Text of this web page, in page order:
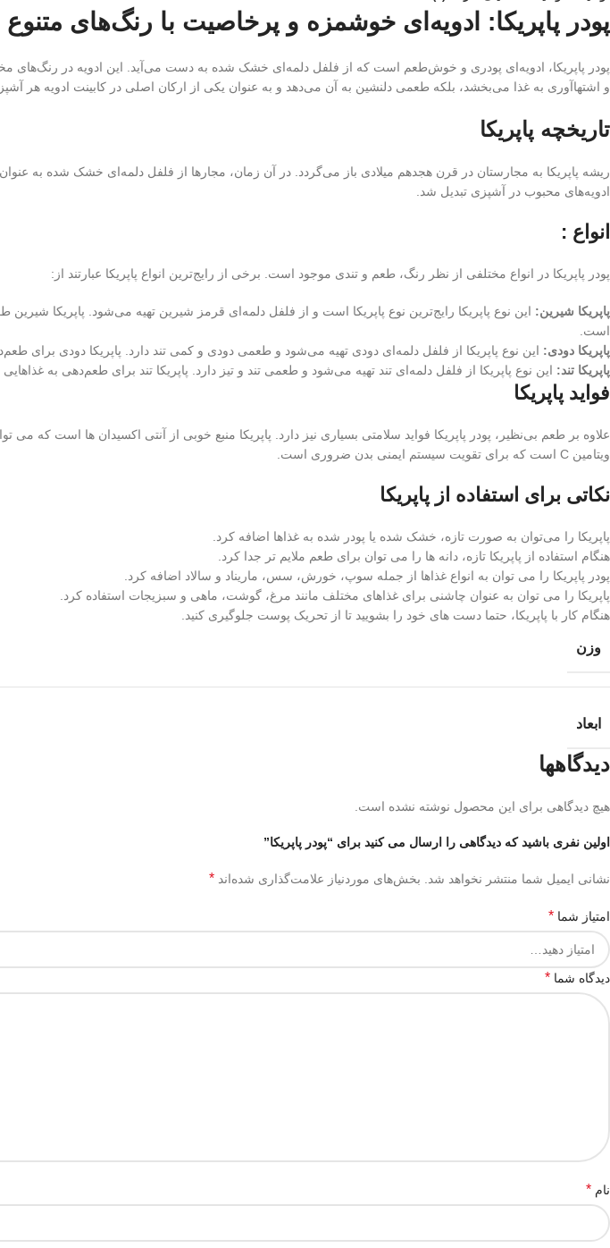
پودر پاپریکا: ادویه‌ای خوشمزه و پرخاصیت با رنگ‌های متنوع
پودر پاپریکا، ادویه‌ای پودری و خوش‌طعم است که از فلفل دلمه‌ای خشک شده به دست می‌آید. این ادویه در رنگ‌های
و اشتهاآوری به غذا می‌بخشد، بلکه طعمی دلنشین به آن می‌دهد و به عنوان یکی از ارکان اصلی در کابینت ادویه هر
تاریخچه پاپریکا
ریشه پاپریکا به مجارستان در قرن هجدهم میلادی باز می‌گردد. در آن زمان، مجارها از فلفل دلمه‌ای خشک شده به
ادویه‌های محبوب در آشپزی تبدیل شد.
انواع :
پودر پاپریکا در انواع مختلفی از نظر رنگ، طعم و تندی موجود است. برخی از رایج‌ترین انواع پاپریکا عبارتند از:
پاپریکا شیرین: این نوع پاپریکا رایج‌ترین نوع پاپریکا است و از فلفل دلمه‌ای قرمز شیرین تهیه می‌شود. پاپریکا
است.
پاپریکا دودی: این نوع پاپریکا از فلفل دلمه‌ای دودی تهیه می‌شود و طعمی دودی و کمی تند دارد. پاپریکا دودی
پاپریکا تند: این نوع پاپریکا از فلفل دلمه‌ای تند تهیه می‌شود و طعمی تند و تیز دارد. پاپریکا تند برای طعم‌دهی به
فواید پاپریکا
علاوه بر طعم بی‌نظیر، پودر پاپریکا فواید سلامتی بسیاری نیز دارد. پاپریکا منبع خوبی از آنتی اکسیدان ها است که
ویتامین C است که برای تقویت سیستم ایمنی بدن ضروری است.
نکاتی برای استفاده از پاپریکا
پاپریکا را می‌توان به صورت تازه، خشک شده یا پودر شده به غذاها اضافه کرد.
هنگام استفاده از پاپریکا تازه، دانه ها را می توان برای طعم ملایم تر جدا کرد.
پودر پاپریکا را می توان به انواع غذاها از جمله سوپ، خورش، سس، ماریناد و سالاد اضافه کرد.
پاپریکا را می توان به عنوان چاشنی برای غذاهای مختلف مانند مرغ، گوشت، ماهی و سبزیجات استفاده کرد.
هنگام کار با پاپریکا، حتما دست های خود را بشویید تا از تحریک پوست جلوگیری کنید.
وزن
ابعاد
دیدگاهها
هیچ دیدگاهی برای این محصول نوشته نشده است.
اولین نفری باشید که دیدگاهی را ارسال می کنید برای “پودر پاپریکا”
نشانی ایمیل شما منتشر نخواهد شد. بخش‌های موردنیاز علامت‌گذاری شده‌اند *
امتیاز شما *
دیدگاه شما *
نام *